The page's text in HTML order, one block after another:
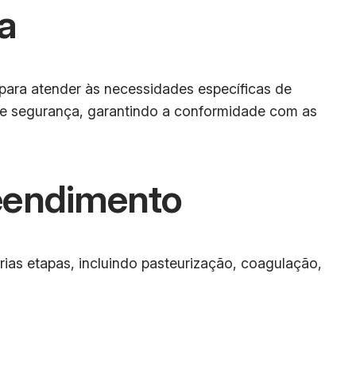
atender às necessidades específicas de
segurança, garantindo a conformidade com as
etapas, incluindo pasteurização, coagulação,